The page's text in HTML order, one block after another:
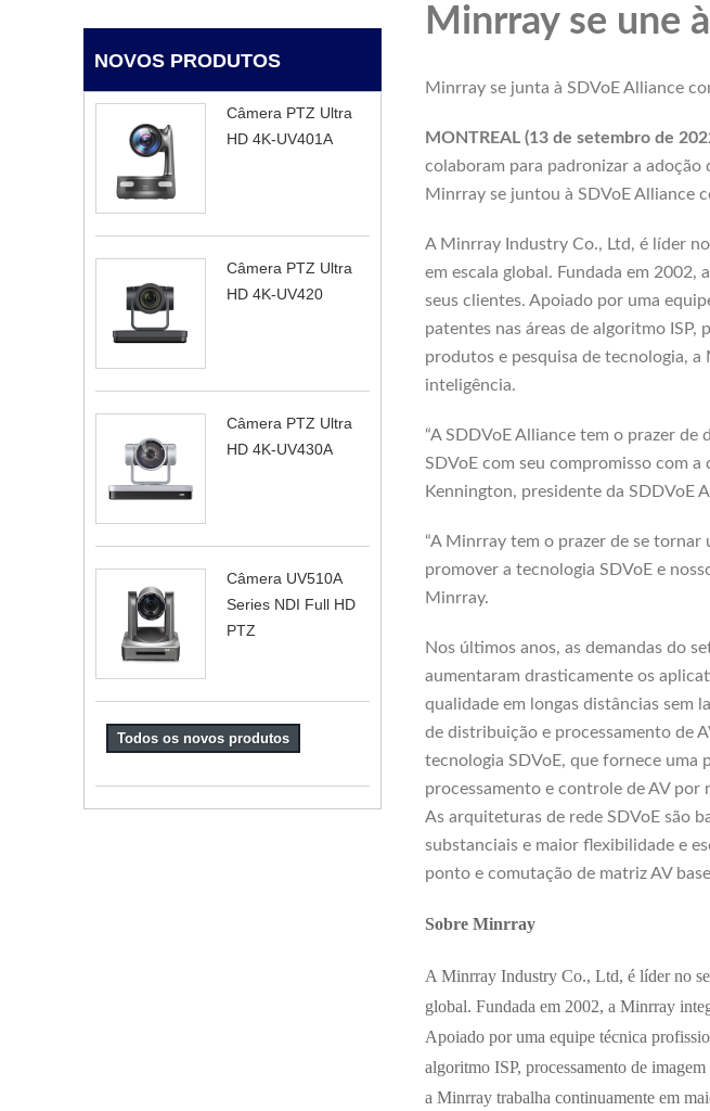
NOVOS PRODUTOS
Câmera PTZ Ultra
HD 4K-UV401A
Câmera PTZ Ultra
HD 4K-UV420
Câmera PTZ Ultra
HD 4K-UV430A
Câmera UV510A
Series NDI Full HD
PTZ
Todos os novos produtos
Minrray se une
Minrray se junta à SDVoE Alliance
MONTREAL (13 de setembro de
colaboram para padronizar a adoção
Minrray se juntou à SDVoE Alliance
A Minrray Industry Co., Ltd, é líder
em escala global. Fundada em
seus clientes. Apoiado por uma
patentes nas áreas de algoritmo
produtos e pesquisa de tecnologia,
inteligência.
“A SDDVoE Alliance tem o prazer
SDVoE com seu compromisso com
Kennington, presidente da SDDVoE
“A Minrray tem o prazer de se tornar
promover a tecnologia SDVoE e
Minrray.
Nos últimos anos, as demandas do
aumentaram drasticamente os
qualidade em longas distâncias sem
de distribuição e processamento de
tecnologia SDVoE, que fornece uma
processamento e controle de AV por
As arquiteturas de rede SDVoE são
substanciais e maior flexibilidade e
ponto e comutação de matriz AV
Sobre Minrray
A Minrray Industry Co., Ltd, é líder no
global. Fundada em 2002, a Minrray
Apoiado por uma equipe técnica
algoritmo ISP, processamento de
a Minrray trabalha continuamente em